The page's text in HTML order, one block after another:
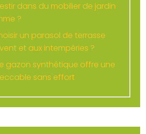
dans du mobilier de jardin
?
un parasol de terrasse
et aux intempéries ?
gazon synthétique offre une
sans effort